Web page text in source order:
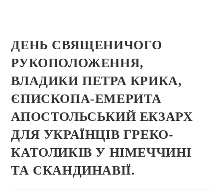
ДЕНЬ СВЯЩЕНИЧОГО
РУКОПОЛОЖЕННЯ,
ВЛАДИКИ ПЕТРА КРИКА,
ЄПИСКОПА-ЕМЕРИТА
АПОСТОЛЬСЬКИЙ ЕКЗАРХ
ДЛЯ УКРАЇНЦІВ ГРЕКО-
КАТОЛИКІВ У НІМЕЧЧИНІ
ТА СКАНДИНАВІЇ.